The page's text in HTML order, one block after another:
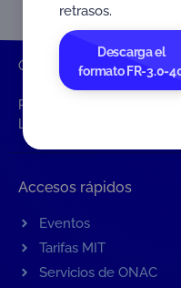
ONAC Inicio ONAC
RECONOCIMIENTO EN
LABORATORIO BPL-OCDE
Accesos rápidos
Eventos
Tarifas MIT
Servicios de ONAC
retrasos.
Descarga el
formato FR-3.0-